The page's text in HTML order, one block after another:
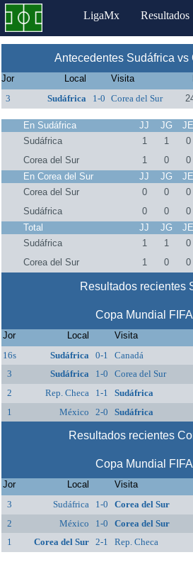
LigaMx Resultados
Antecedentes Sudáfrica vs
Jor Local Visita
3
Sudáfrica 1-0 Corea del Sur
En Sudáfrica JJ JG JE
Sudáfrica
1 1 0
Corea del Sur
1 0 0
En Corea del Sur
JJ JG JE
Corea del Sur
0 0 0
Sudáfrica
0 0 0
Total
JJ JG JE
Sudáfrica
1 1 0
Corea del Sur
1 0 0
Resultados recientes
Copa Mundial
Jor Local Visita
16s
Sudáfrica 0-1 Canadá
3
Sudáfrica 1-0 Corea del Sur
2
Rep. Checa 1-1 Sudáfrica
1
México 2-0 Sudáfrica
Resultados recientes
Copa Mundial
Jor Local Visita
3
Sudáfrica 1-0 Corea del Sur
2
México 1-0 Corea del Sur
1
Corea del Sur 2-1 Rep. Checa